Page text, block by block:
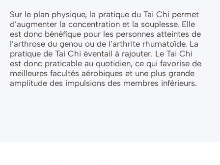
Sur le plan physique, la pratique du Tai Chi permet
d’augmenter la concentration et la souplesse. Elle
est donc bénéfique pour les personnes atteintes de
l’arthrose du genou ou de l’arthrite rhumatoïde. La
pratique de Tai Chi éventail à rajouter. Le Tai Chi
est donc praticable au quotidien, ce qui favorise de
meilleures facultés aérobiques et une plus grande
amplitude des impulsions des membres inférieurs.